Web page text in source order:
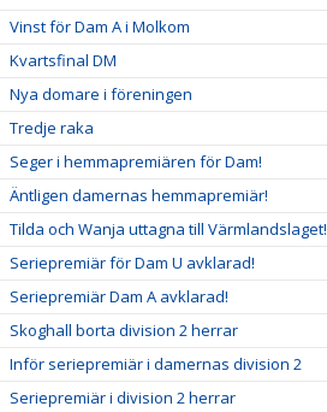
Vinst för Dam A i Molkom
Kvartsfinal DM
Nya domare i föreningen
Tredje raka
Seger i hemmapremiären för Dam!
Äntligen damernas hemmapremiär!
Tilda och Wanja uttagna till Värmlandslaget!
Seriepremiär för Dam U avklarad!
Seriepremiär Dam A avklarad!
Skoghall borta division 2 herrar
Inför seriepremiär i damernas division 2
Seriepremiär i division 2 herrar